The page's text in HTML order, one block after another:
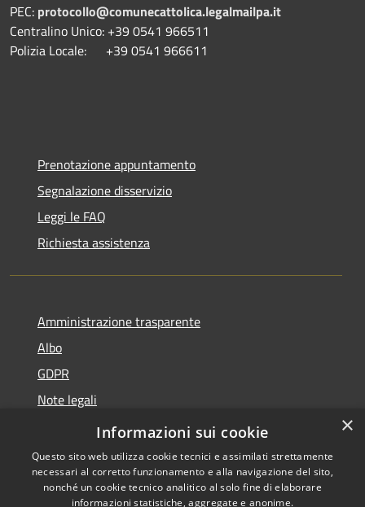
PEC: protocollo@comunecattolica.legalmailpa.it
Centralino Unico: +39 0541 966511
Polizia Locale: +39 0541 966611
Prenotazione appuntamento
Segnalazione disservizio
Leggi le FAQ
Richiesta assistenza
Amministrazione trasparente
Albo
GDPR
Note legali
Dichiarazione di accessibilità
×
Informazioni sui cookie
Questo sito web utilizza cookie tecnici e assimilati strettamente
necessari al corretto funzionamento e alla navigazione del sito,
nonché un cookie tecnico analitico al solo fine di elaborare
informazioni statistiche, aggregate e anonime.